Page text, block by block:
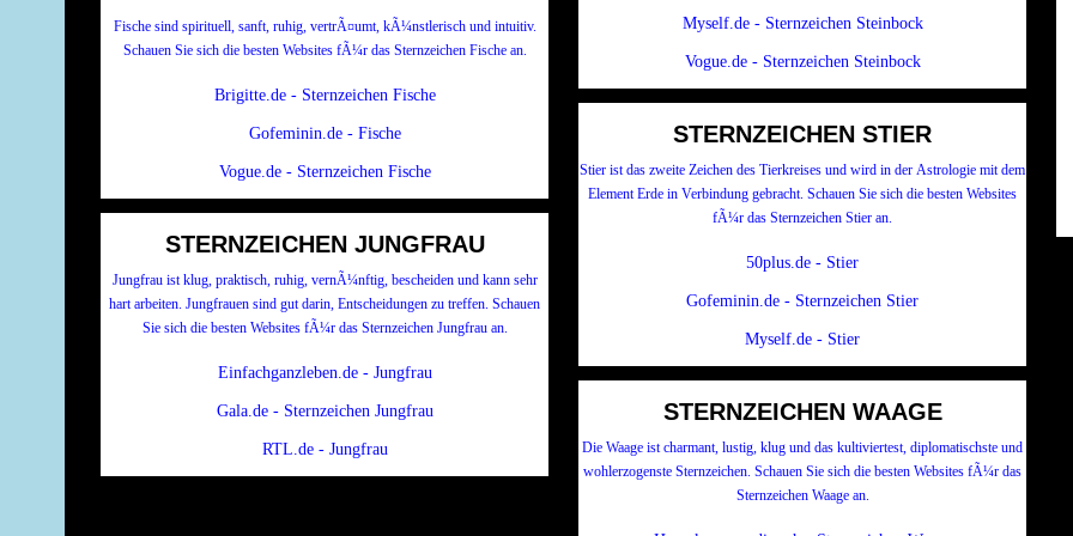
Fische sind spirituell, sanft, ruhig, vertrÃ¤umt, kÃ¼nstlerisch und intuitiv.
Schauen Sie sich die besten Websites fÃ¼r das Sternzeichen Fische an.
Brigitte.de - Sternzeichen Fische
Gofeminin.de - Fische
Vogue.de - Sternzeichen Fische
STERNZEICHEN JUNGFRAU
Jungfrau ist klug, praktisch, ruhig, vernÃ¼nftig, bescheiden und kann sehr
hart arbeiten. Jungfrauen sind gut darin, Entscheidungen zu treffen. Schauen
Sie sich die besten Websites fÃ¼r das Sternzeichen Jungfrau an.
Einfachganzleben.de - Jungfrau
Gala.de - Sternzeichen Jungfrau
RTL.de - Jungfrau
Myself.de - Sternzeichen Steinbock
Vogue.de - Sternzeichen Steinbock
STERNZEICHEN STIER
Stier ist das zweite Zeichen des Tierkreises und wird in der Astrologie mit dem
Element Erde in Verbindung gebracht. Schauen Sie sich die besten Websites
fÃ¼r das Sternzeichen Stier an.
50plus.de - Stier
Gofeminin.de - Sternzeichen Stier
Myself.de - Stier
STERNZEICHEN WAAGE
Die Waage ist charmant, lustig, klug und das kultiviertest, diplomatischste und
wohlerzogenste Sternzeichen. Schauen Sie sich die besten Websites fÃ¼r das
Sternzeichen Waage an.